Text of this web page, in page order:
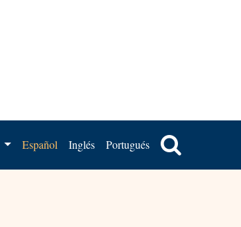
Español Inglés Portugués